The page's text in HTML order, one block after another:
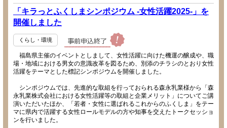
「キラっとふくしまシンポジウム -女性活躍2025-」を
開催しました
くらし・環境
福島県主催のイベントとしまして、女性活躍に向けた機運の醸成や、職
場・地域における男女の意識改革を図るため、別添のチラシのとおり女性
活躍をテーマとした標記シンポジウムを開催しました。
シンポジウムでは、先進的な取組を行っておられる森永乳業様から「森
永乳業株式会社における女性活躍等の取組と企業メリット」についてご講
演いただいたほか、「若者・女性に選ばれるこれからのふくしま」をテー
マに県内で活躍する女性ロールモデルの方や知事を交えたトークセッショ
ンを行いました。